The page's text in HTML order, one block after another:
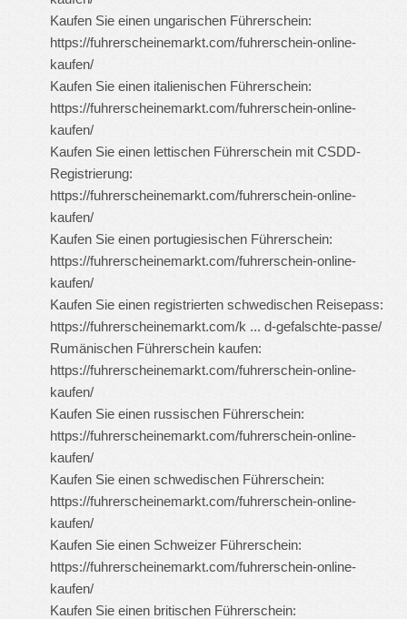
Kaufen Sie einen ungarischen Führerschein:
https://fuhrerscheinemarkt.com/fuhrerschein-online-
kaufen/
Kaufen Sie einen italienischen Führerschein:
https://fuhrerscheinemarkt.com/fuhrerschein-online-
kaufen/
Kaufen Sie einen lettischen Führerschein mit CSDD-
Registrierung:
https://fuhrerscheinemarkt.com/fuhrerschein-online-
kaufen/
Kaufen Sie einen portugiesischen Führerschein:
https://fuhrerscheinemarkt.com/fuhrerschein-online-
kaufen/
Kaufen Sie einen registrierten schwedischen Reisepass:
https://fuhrerscheinemarkt.com/k ... d-gefalschte-passe/
Rumänischen Führerschein kaufen:
https://fuhrerscheinemarkt.com/fuhrerschein-online-
kaufen/
Kaufen Sie einen russischen Führerschein:
https://fuhrerscheinemarkt.com/fuhrerschein-online-
kaufen/
Kaufen Sie einen schwedischen Führerschein:
https://fuhrerscheinemarkt.com/fuhrerschein-online-
kaufen/
Kaufen Sie einen Schweizer Führerschein:
https://fuhrerscheinemarkt.com/fuhrerschein-online-
kaufen/
Kaufen Sie einen britischen Führerschein: